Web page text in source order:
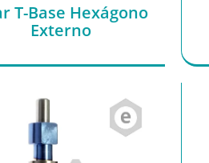
T-Base Hexágono
Externo